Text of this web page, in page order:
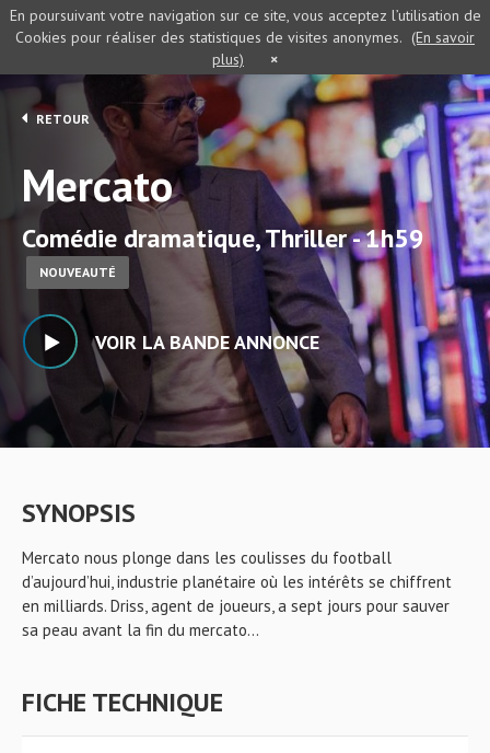
RETOUR
Mercato
Comédie dramatique, Thriller - 1h59
NOUVEAUTÉ
VOIR LA BANDE ANNONCE
SYNOPSIS
Mercato nous plonge dans les coulisses du football
d’aujourd’hui, industrie planétaire où les intérêts se chiffrent
en milliards. Driss, agent de joueurs, a sept jours pour sauver
sa peau avant la fin du mercato...
FICHE TECHNIQUE
En poursuivant votre navigation sur ce site, vous acceptez l’utilisation de
Cookies pour réaliser des statistiques de visites anonymes. (En savoir
plus)
×